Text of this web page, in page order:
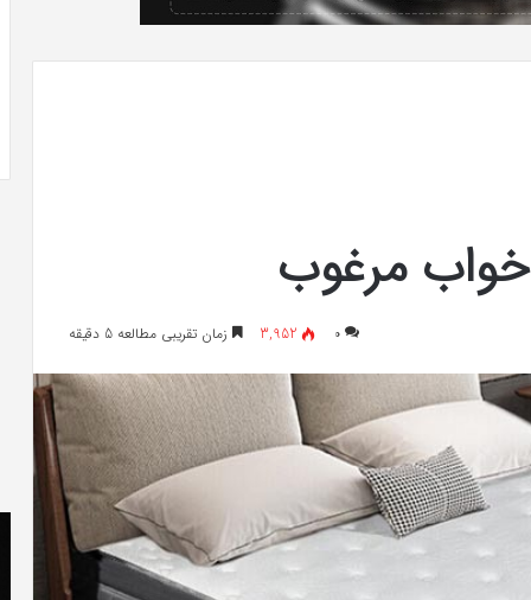
خواب مرغوب
۰ 3,952 زمان تقریبی مطالعه 5 دقیقه
می‌دهم»
انجام
5 روز پیش
کریستن